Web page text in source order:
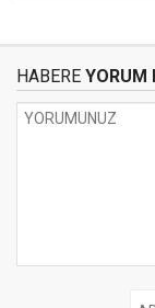
HABERE YORUM